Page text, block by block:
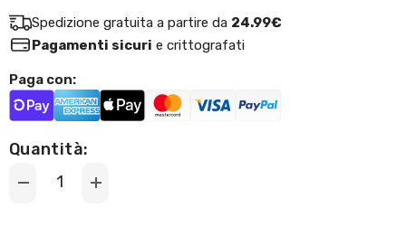
Spedizione gratuita a partire da 24.99€
Pagamenti sicuri e crittografati
Paga con:
Quantità:
Decrease
Increase